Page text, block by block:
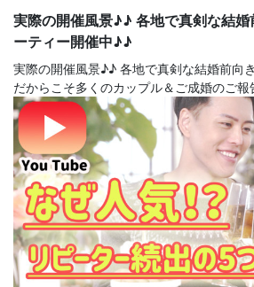
実際の開催風景♪♪ 各地で真剣な結
ーティー開催中♪♪
実際の開催風景♪♪ 各地で真剣な結婚前向
だからこそ多くのカップル＆ご成婚のご